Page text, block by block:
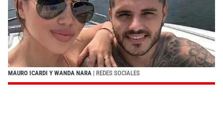
MAURO ICARDI Y WANDA NARA | REDES SOCIALES